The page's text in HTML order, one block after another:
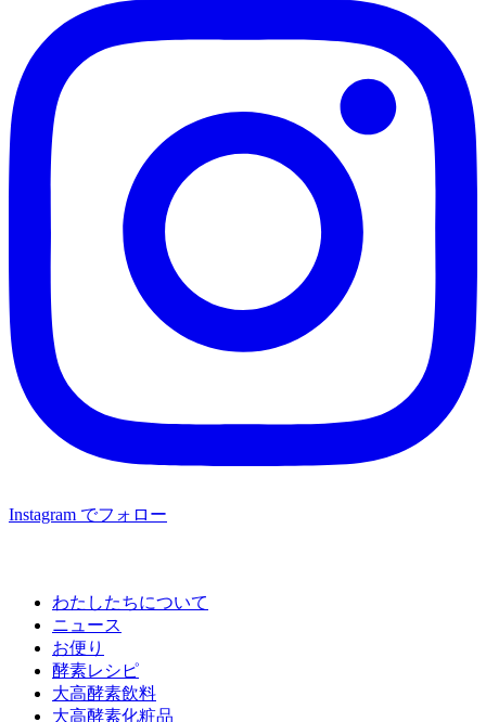
Instagram でフォロー
わたしたちについて
ニュース
お便り
酵素レシピ
大高酵素飲料
大高酵素化粧品